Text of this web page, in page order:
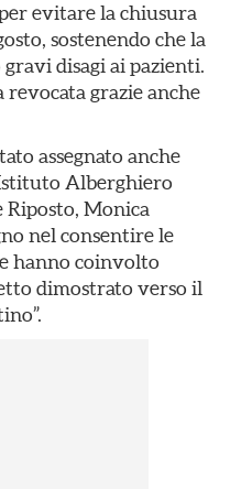
evitare la chiusura
sostenendo che la
disagi ai pazienti.
revocata grazie anche
assegnato anche
Alberghiero
Riposto, Monica
nel consentire le
hanno coinvolto
dimostrato verso il